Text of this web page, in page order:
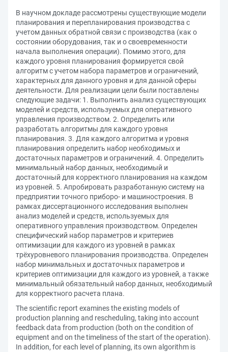
В научном докладе рассмотрены существующие модели
планирования и перепланирования производства с
учетом данных обратной связи с производства (как о
состоянии оборудования, так и о своевременности
начала выполнения операции). Помимо этого, для
каждого уровня планирования формируется свой
алгоритм с учетом набора параметров и ограничений,
характерных для данного уровня и для данной сферы
деятельности. Для реализации цели были поставлены
следующие задачи: 1. Выполнить анализ существующих
моделей и средств, используемых для оперативного
управления производством. 2. Определить или
разработать алгоритмы для каждого уровня
планирования. 3. Для каждого алгоритма и уровня
планирования определить набор необходимых и
достаточных параметров и ограничений. 4. Определить
минимальный набор данных, необходимый и
достаточный для корректного планирования на каждом
из уровней. 5. Апробировать разработанную систему на
предприятии точного приборо- и машиностроения. В
рамках диссертационного исследования выполнен
анализ моделей и средств, используемых для
оперативного управления производством. Определен
специфический набор параметров и критериев
оптимизации для каждого из уровней в рамках
трёхуровневого планирования производства. Определен
набор минимальных и достаточных параметров и
критериев оптимизации для каждого из уровней, а также
минимальный обязательный набор данных, необходимый
для корректного расчета плана.
The scientific report examines the existing models of
production planning and rescheduling, taking into account
feedback data from production (both on the condition of
equipment and on the timeliness of the start of the operation).
In addition, for each level of planning, its own algorithm is